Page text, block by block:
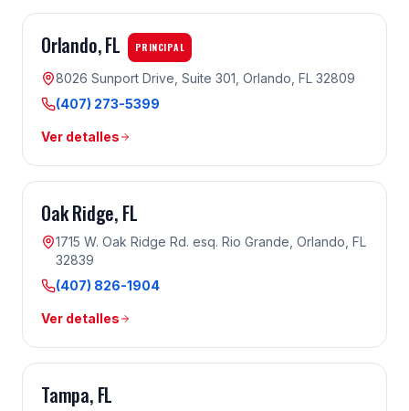
Orlando, FL PRINCIPAL
8026 Sunport Drive, Suite 301, Orlando, FL 32809
(407) 273-5399
Ver detalles
Oak Ridge, FL
1715 W. Oak Ridge Rd. esq. Rio Grande, Orlando, FL
32839
(407) 826-1904
Ver detalles
Tampa, FL